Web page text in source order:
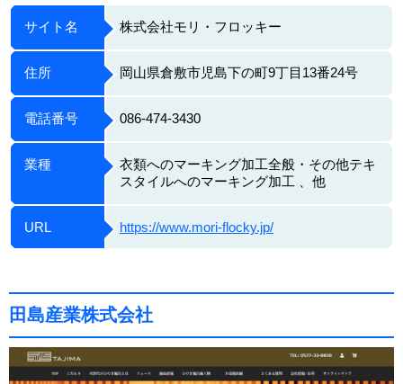
サイト名 株式会社モリ・フロッキー
住所 岡山県倉敷市児島下の町9丁目13番24号
電話番号 086-474-3430
業種
衣類へのマーキング加工全般・その他テキ
スタイルへのマーキング加工 、他
URL https://www.mori-flocky.jp/
田島産業株式会社